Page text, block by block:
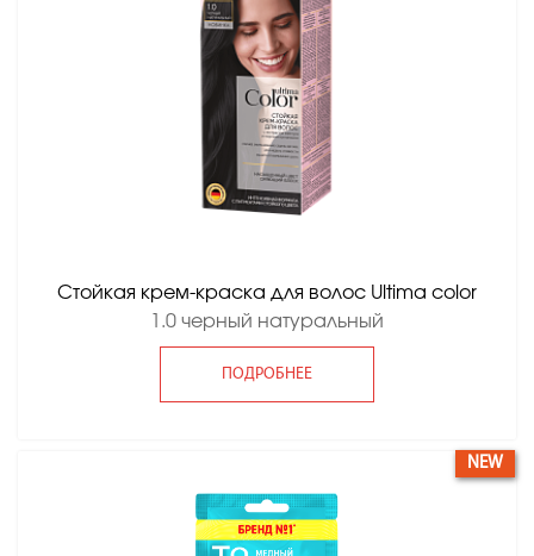
Стойкая крем-краска для волос Ultima color
1.0 черный натуральный
ПОДРОБНЕЕ
NEW